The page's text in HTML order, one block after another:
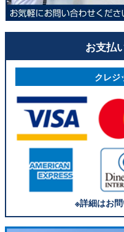
お支払
クレジ
※詳細はお問